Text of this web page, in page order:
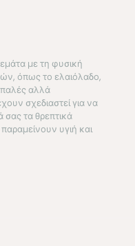
με τη φυσική
όπως το ελαιόλαδο,
αλλά
σχεδιαστεί για να
σας τα θρεπτικά
υγιή και